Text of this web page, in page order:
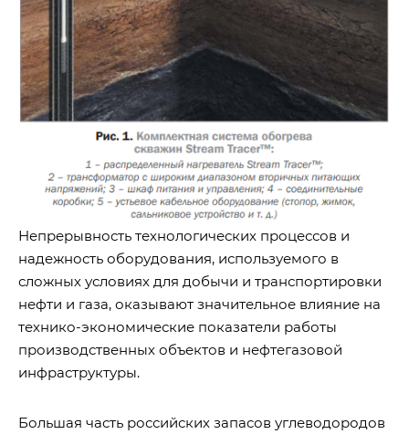
Непрерывность технологических процессов и
надежность оборудования, используемого в
сложных условиях для добычи и транспортировки
нефти и газа, оказывают значительное влияние на
технико-экономические показатели работы
производственных объектов и нефтегазовой
инфраструктуры.
Большая часть российских запасов углеводородов